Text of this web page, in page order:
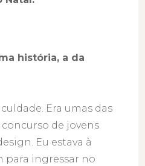
história, a da
Era umas das
de jovens
Eu estava à
para ingressar no